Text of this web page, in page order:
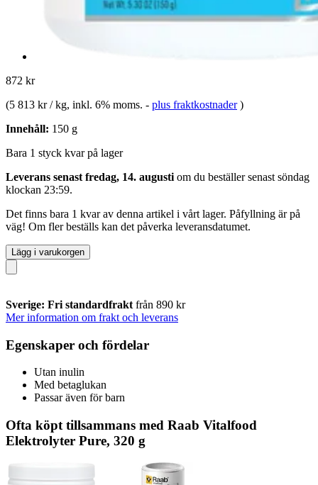
872 kr
(5 813 kr / kg, inkl. 6% moms. - plus fraktkostnader )
Innehåll: 150 g
Bara 1 styck kvar på lager
Leverans senast fredag, 14. augusti om du beställer senast söndag
klockan 23:59.
Det finns bara 1 kvar av denna artikel i vårt lager. Påfyllning är på
väg! Om fler beställs kan det påverka leveransdatumet.
Lägg i varukorgen
Sverige: Fri standardfrakt från 890 kr
Mer information om frakt och leverans
Egenskaper och fördelar
Utan inulin
Med betaglukan
Passar även för barn
Ofta köpt tillsammans med Raab Vitalfood
Elektrolyter Pure, 320 g